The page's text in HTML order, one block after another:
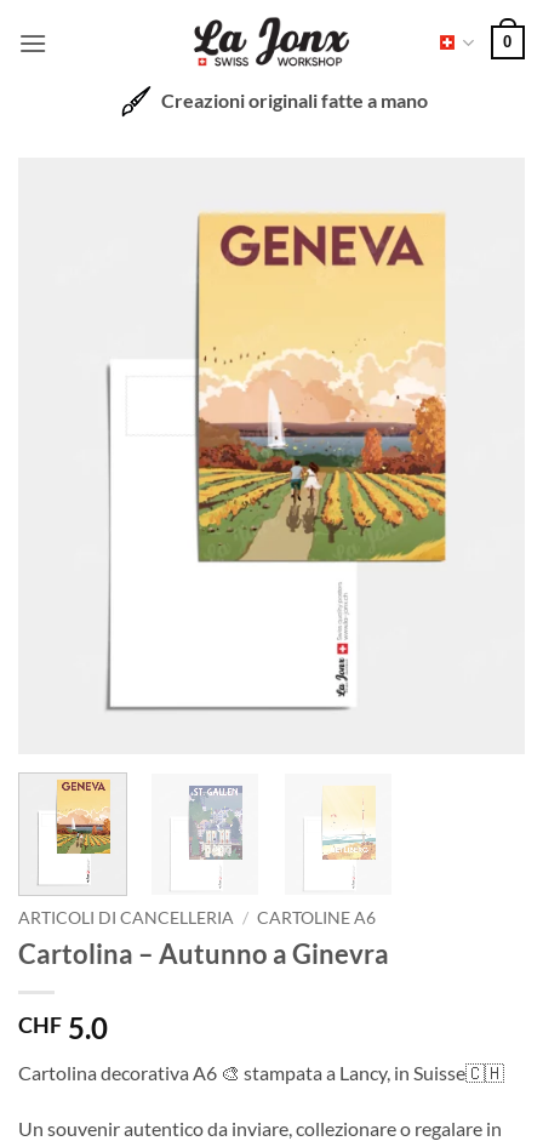
0
Creazioni originali fatte a mano
ARTICOLI DI CANCELLERIA / CARTOLINE A6
Cartolina – Autunno a Ginevra
CHF 5.0
Cartolina decorativa A6 🎨 stampata a Lancy, in Suisse🇨🇭
Un souvenir autentico da inviare, collezionare o regalare in